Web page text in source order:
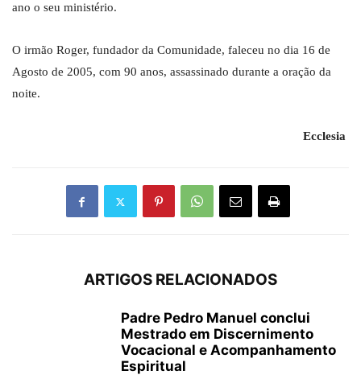
ano o seu ministério.
O irmão Roger, fundador da Comunidade, faleceu no dia 16 de
Agosto de 2005, com 90 anos, assassinado durante a oração da
noite.
Ecclesia
ARTIGOS RELACIONADOS
Padre Pedro Manuel conclui
Mestrado em Discernimento
Vocacional e Acompanhamento
Espiritual